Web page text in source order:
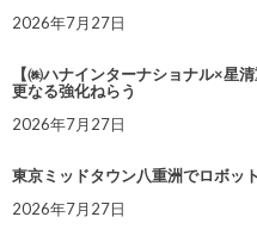
2026年7月27日
【㈱ハナインターナショナル×星
更なる強化ねらう
2026年7月27日
東京ミッドタウン八重洲でロボッ
2026年7月27日